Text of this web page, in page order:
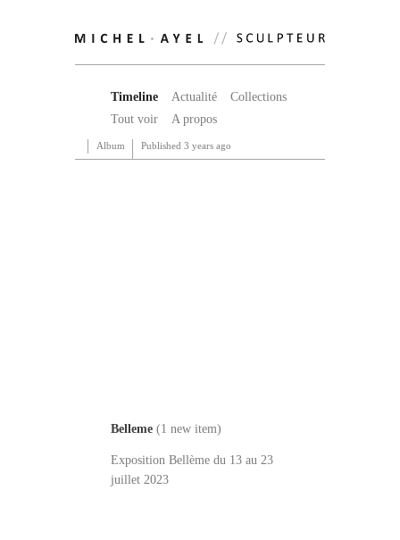
Timeline Actualité
Collections
Tout voir
A propos
Album Published 3 years ago
Belleme (1 new item)
Exposition Bellème du 13 au 23
juillet 2023